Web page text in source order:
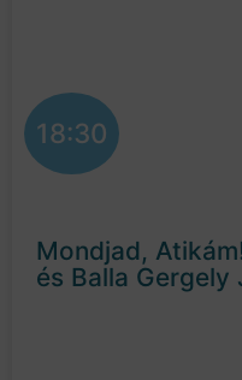
18:30
Mondjad,
és Balla